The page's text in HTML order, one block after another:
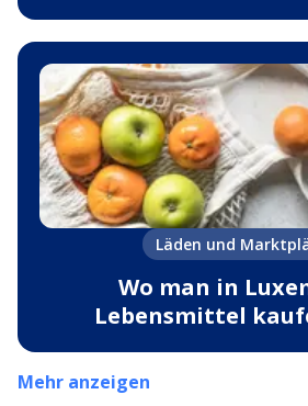
Läden und
Wo man in
Lebensmittel
Mehr anzeigen